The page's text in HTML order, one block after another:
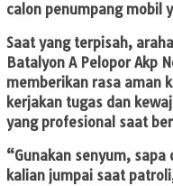
calon penumpang mobil
Saat yang terpisah,
Batalyon A Pelopor Akp
memberikan rasa aman
kerjakan tugas dan
yang profesional saat
“Gunakan senyum,
kalian jumpai saat